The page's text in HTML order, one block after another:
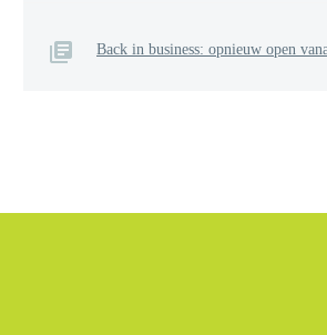
Back in business: opnieuw open